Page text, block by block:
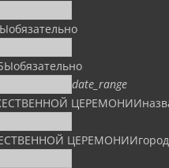
обязательно
обязательно
date_range
ЦЕРЕМОНИИ
ЦЕРЕМОНИИ